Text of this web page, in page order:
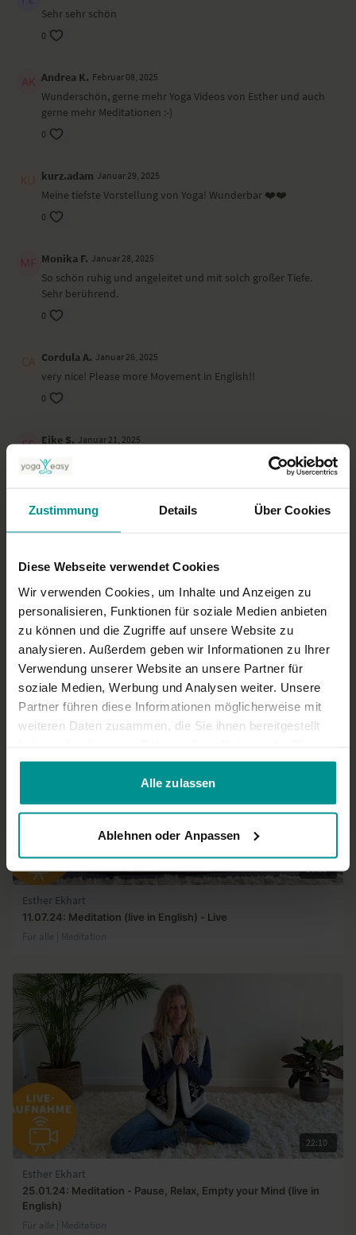
Zustimmung Details Über Cookies
Diese Webseite verwendet Cookies
Wir verwenden Cookies, um Inhalte und Anzeigen zu
personalisieren, Funktionen für soziale Medien anbieten
zu können und die Zugriffe auf unsere Website zu
analysieren. Außerdem geben wir Informationen zu Ihrer
Verwendung unserer Website an unsere Partner für
soziale Medien, Werbung und Analysen weiter. Unsere
Partner führen diese Informationen möglicherweise mit
weiteren Daten zusammen, die Sie ihnen bereitgestellt
gesammelt haben.
Alle zulassen
Ablehnen oder Anpassen
Ort und Ausstattung
Dieses Video ist eine Aufzeichnung einer unserer Live-Klassen, daher
ist es möglich, dass die Video- oder Tonqualität nicht der gewohnten
Sehr sehr schön
0
Andrea K. Februar 08, 2025
Wunderschön, gerne mehr Yoga Videos von Esther und auch
gerne mehr Meditationen :-)
0
kurz.adam Januar 29, 2025
Meine tiefste Vorstellung von Yoga! Wunderbar ❤️❤️
0
Monika F. Januar 28, 2025
So schön ruhig und angeleitet und mit solch großer Tiefe.
Sehr berührend.
0
Cordula A. Januar 26, 2025
very nice! Please more Movement in English!!
0
Eike S. Januar 21, 2025
Wunderbar erdend
0
Mehr laden
Ähnliche Videos
20:35
Esther Ekhart
11.07.24: Meditation (live in English) - Live
Für alle | Meditation
22:10
Esther Ekhart
25.01.24: Meditation - Pause, Relax, Empty your Mind (live in
English)
Für alle | Meditation